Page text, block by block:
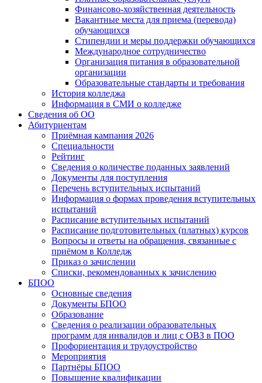
Финансово-хозяйственная деятельность
Вакантные места для приема (перевода)
обучающихся
Стипендии и меры поддержки обучающихся
Международное сотрудничество
Организация питания в образовательной
организации
Образовательные стандарты и требования
История колледжа
Информация в СМИ о колледже
Сведения об ОО
Абитуриентам
Приёмная кампания 2026
Специальности
Рейтинг
Сведения о количестве поданных заявлений
Документы для поступления
Перечень вступительных испытаний
Информация о формах проведения вступительных
испытаний
Расписание вступительных испытаний
Расписание подготовительных (платных) курсов
Вопросы и ответы на обращения, связанные с
приёмом в Колледж
Приказ о зачислении
Списки, рекомендованных к зачислению
БПОО
Основные сведения
Документы БПОО
Образование
Сведения о реализации образовательных
программ для инвалидов и лиц с ОВЗ в ПОО
Профориентация и трудоустройство
Мероприятия
Партнёры БПОО
Повышение квалификации